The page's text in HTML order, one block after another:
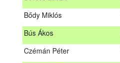
Bődy Miklós
Bús Ákos
Czémán Péter
Balogh Máté